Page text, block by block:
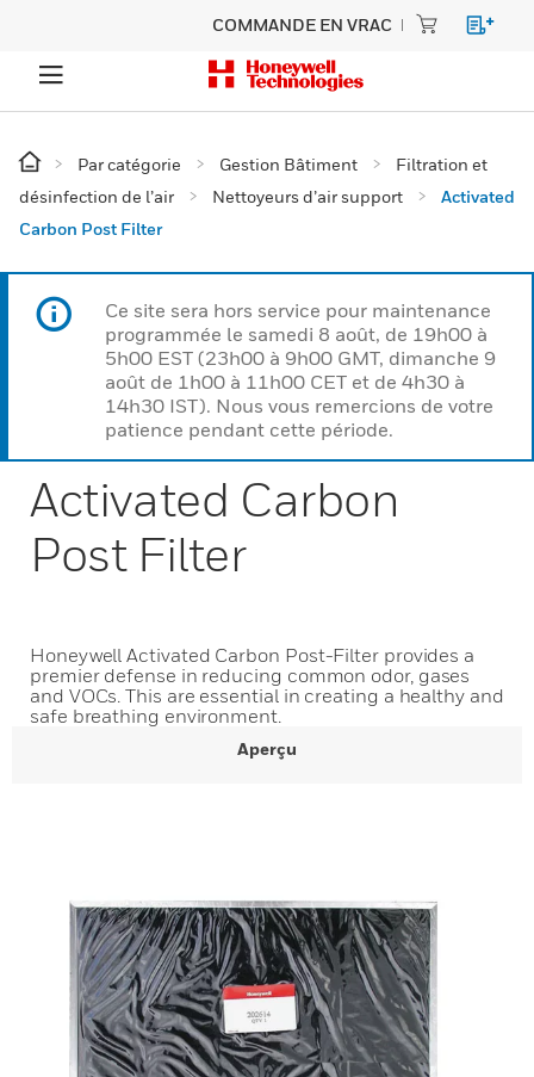
COMMANDE EN VRAC
Par catégorie Gestion Bâtiment
Filtration et
désinfection de l’air
Nettoyeurs d’air support
Activated
Carbon Post Filter
Ce site sera hors service pour maintenance
programmée le samedi 8 août, de 19h00 à
5h00 EST (23h00 à 9h00 GMT, dimanche 9
août de 1h00 à 11h00 CET et de 4h30 à
14h30 IST). Nous vous remercions de votre
patience pendant cette période.
Activated Carbon
Post Filter
Honeywell Activated Carbon Post-Filter provides a
premier defense in reducing common odor, gases
and VOCs. This are essential in creating a healthy and
safe breathing environment.
Aperçu